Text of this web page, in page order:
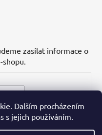
Dalším procházením
s jejich používáním.
zasílat informace o